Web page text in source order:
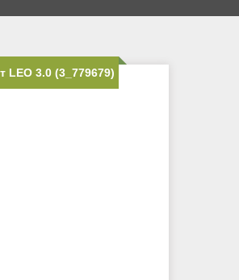
LEO 3.0 (3_779679)